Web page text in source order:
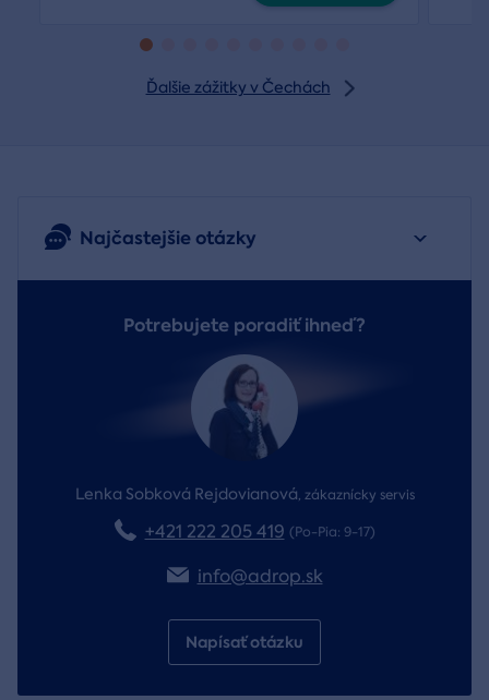
Ďalšie zážitky v Čechách
Najčastejšie otázky
Potrebujete poradiť ihneď?
Lenka Sobková Rejdovianová, zákaznícky servis
+421 222 205 419 (Po-Pia: 9-17)
info@adrop.sk
Napísať otázku